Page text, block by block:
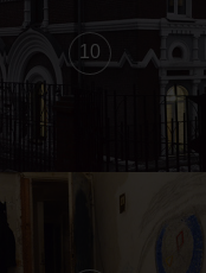
10